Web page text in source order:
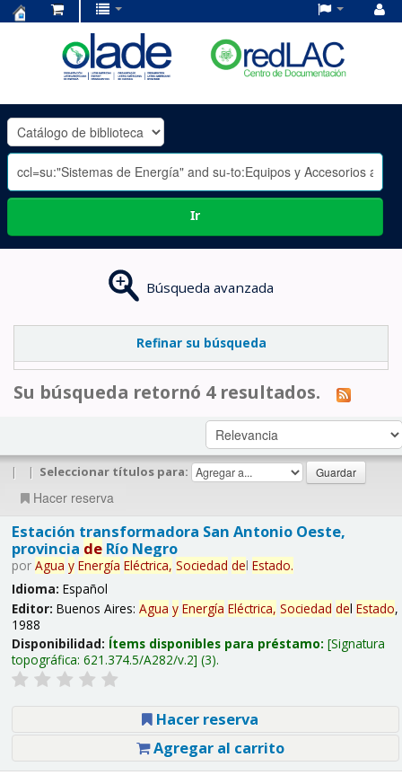
OLADE
-
Ir
Búsqueda avanzada
Refinar su búsqueda
Su búsqueda retornó 4 resultados.
| | Seleccionar títulos para:
Hacer reserva
Estación transformadora San Antonio Oeste,
provincia deRío Negro
por Agua y Energía Eléctrica, Sociedad del Estado.
Idioma: Español
Editor: Buenos Aires: Agua y Energía Eléctrica, Sociedad del Estado,
1988
Disponibilidad: Ítems disponibles para préstamo: Signatura
topográfica: 621.374.5/A282/v.2 (3).
Hacer reserva
Agregar al carrito